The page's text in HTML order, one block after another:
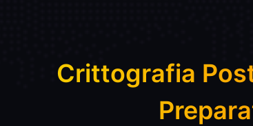
Crittografia